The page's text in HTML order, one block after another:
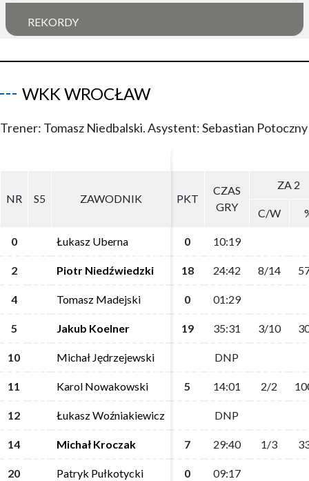
REKORDY
WKK WROCŁAW
Trener: Tomasz Niedbalski. Asystent: Sebastian Potoczny
NR S5 ZAWODNIK PKT
CZAS
GRY
ZA 2
C/W
0 Łukasz Uberna 0 10:19
2 Piotr Niedźwiedzki 18 24:42 8/14
4 Tomasz Madejski 0 01:29
5 Jakub Koelner 19 35:31 3/10
10 Michał Jędrzejewski DNP
11 Karol Nowakowski 5 14:01 2/2
12 Łukasz Woźniakiewicz DNP
14 Michał Kroczak 7 29:40 1/3
20 Patryk Pułkotycki 0 09:17
NR S5 ZAWODNIK PKT
CZAS
GRY
ZA 2
C/W
0 Łukasz Uberna 0 10:19
2 Piotr Niedźwiedzki 18 24:42 8/14
4 Tomasz Madejski 0 01:29
5 Jakub Koelner 19 35:31 3/10
10 Michał Jędrzejewski DNP
11 Karol Nowakowski 5 14:01 2/2
12 Łukasz Woźniakiewicz DNP
14 Michał Kroczak 7 29:40 1/3
20 Patryk Pułkotycki 0 09:17